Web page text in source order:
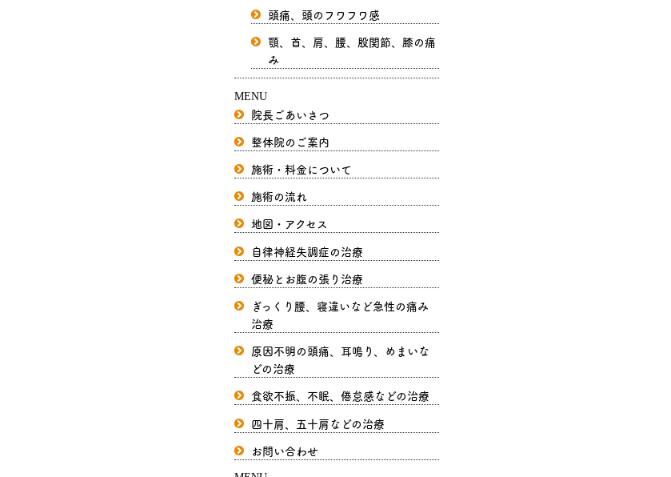
頭痛、頭のフワフワ感
顎、首、肩、腰、股関節、膝の痛
み
MENU
院長ごあいさつ
整体院のご案内
施術・料金について
施術の流れ
地図・アクセス
自律神経失調症の治療
便秘とお腹の張り治療
ぎっくり腰、寝違いなど急性の痛み
治療
原因不明の頭痛、耳鳴り、めまいな
どの治療
食欲不振、不眠、倦怠感などの治療
四十肩、五十肩などの治療
お問い合わせ